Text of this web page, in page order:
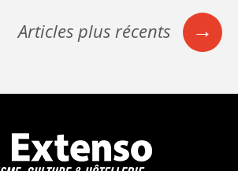
Articles plus récents →